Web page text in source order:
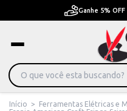
Pague em Até 6x
Início > Ferramentas Elétricas e